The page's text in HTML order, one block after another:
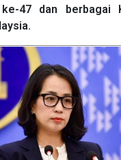
ke-47 dan berbagai